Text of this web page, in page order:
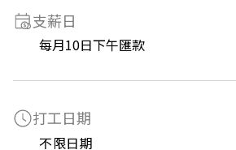
支薪日
每月10日下午匯款
打工日期
不限日期